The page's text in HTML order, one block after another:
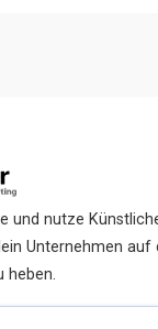
und nutze
Unternehmen auf
heben.